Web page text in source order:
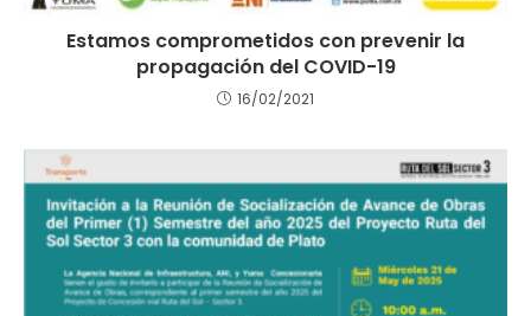
Estamos comprometidos con prevenir la
propagación del COVID-19
16/02/2021